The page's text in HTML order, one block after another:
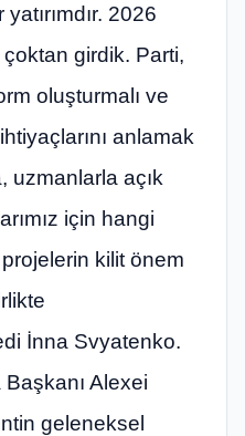
2026
girdik. Parti,
oluşturmalı ve
anlamak
uzmanlarla açık
için hangi
kilit önem
İnna Svyatenko.
Alexei
geleneksel